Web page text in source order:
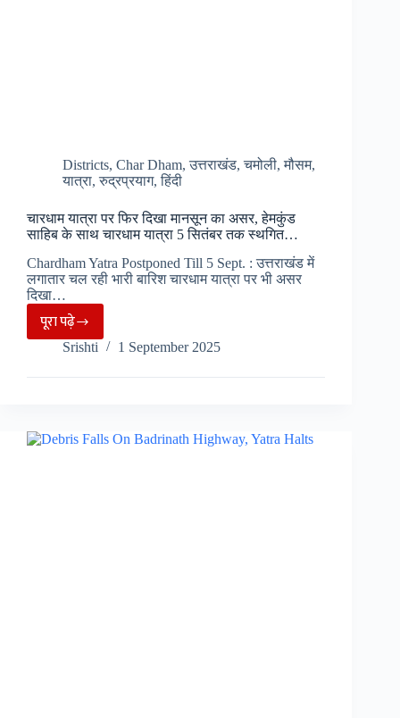
Districts, Char Dham,उत्तराखंड,चमोली,मौसम,
यात्रा,रुद्रप्रयाग,हिंदी
चारधाम यात्रा पर फिर दिखा मानसून का असर, हेमकुंड
साहिब के साथ चारधाम यात्रा 5 सितंबर तक स्थगित…
Chardham Yatra Postponed Till 5 Sept. : उत्तराखंड में
लगातार चल रही भारी बारिश चारधाम यात्रा पर भी असर
दिखा…
पूरा पढ़ेचारधाम
यात्रा
पर
मानसून
Srishti 1 September 2025